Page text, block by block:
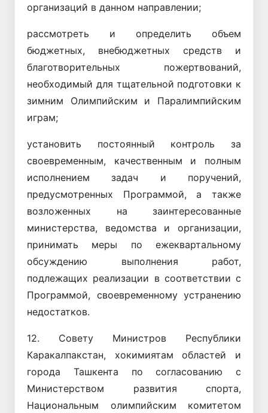
организаций в данном направлении;
рассмотреть и определить объем
бюджетных, внебюджетных средств и
благотворительных пожертвований,
необходимый для тщательной подготовки к
зимним Олимпийским и Паралимпийским
играм;
установить постоянный контроль за
своевременным, качественным и полным
исполнением задач и поручений,
предусмотренных Программой, а также
возложенных на заинтересованные
министерства, ведомства и организации,
принимать меры по ежеквартальному
обсуждению выполнения работ,
подлежащих реализации в соответствии с
Программой, своевременному устранению
недостатков.
12. Совету Министров Республики
Каракалпакстан, хокимиятам областей и
города Ташкента по согласованию с
Министерством развития спорта,
Национальным олимпийским комитетом